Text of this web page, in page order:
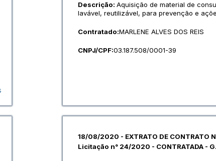
Descrição: Aquisição de material de
lavável, reutilizável, para prevenção e
Contratado:MARLENE ALVES DOS REIS
CNPJ/CPF:03.187.508/0001-39
18/08/2020 - EXTRATO DE
Licitação n° 24/2020 - CONTRATADA -